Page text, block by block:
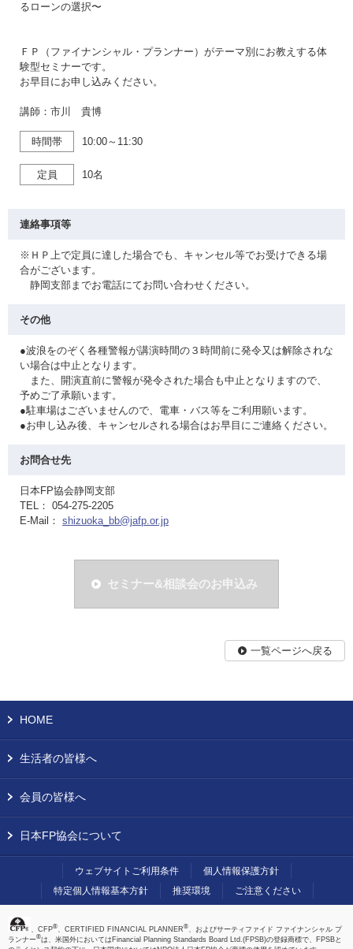
るローンの選択〜
ＦＰ（ファイナンシャル・プランナー）がテーマ別にお教えする体
験型セミナーです。
お早目にお申し込みください。
講師：市川 貴博
時間帯 10:00～11:30
定員 10名
連絡事項等
※ＨＰ上で定員に達した場合でも、キャンセル等でお受けできる場
合がございます。
静岡支部までお電話にてお問い合わせください。
その他
●波浪をのぞく各種警報が講演時間の３時間前に発令又は解除されな
い場合は中止となります。
また、開演直前に警報が発令された場合も中止となりますので、
予めご了承願います。
●駐車場はございませんので、電車・バス等をご利用願います。
●お申し込み後、キャンセルされる場合はお早目にご連絡ください。
お問合せ先
日本FP協会静岡支部
TEL： 054-275-2205
E-Mail： shizuoka_bb@jafp.or.jp
セミナー&相談会のお申込み
一覧ページへ戻る
HOME
生活者の皆様へ
会員の皆様へ
日本FP協会について
ウェブサイトご利用条件
個人情報保護方針
特定個人情報基本方針
推奨環境 ご注意ください
、CFP®、CERTIFIED FINANCIAL PLANNER®、およびサーティファイド ファイナンシャル プ
ランナー®は、米国外においてはFinancial Planning Standards Board Ltd.(FPSB)の登録商標で、FPSBと